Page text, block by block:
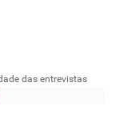
das entrevistas